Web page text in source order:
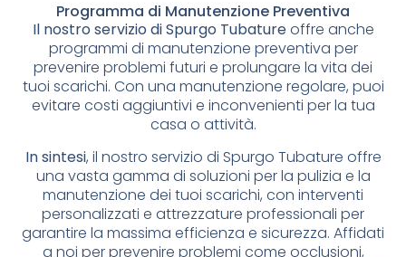
Programma di Manutenzione Preventiva
Il nostro servizio di Spurgo Tubatureoffre anche
programmi di manutenzione preventiva per
prevenire problemi futuri e prolungare la vita dei
tuoi scarichi. Con una manutenzione regolare, puoi
evitare costi aggiuntivi e inconvenienti per la tua
casa o attività.
In sintesi, il nostro servizio di Spurgo Tubature offre
una vasta gamma di soluzioni per la pulizia e la
manutenzione dei tuoi scarichi, con interventi
personalizzati e attrezzature professionali per
garantire la massima efficienza e sicurezza. Affidati
a noi per prevenire problemi come occlusioni,